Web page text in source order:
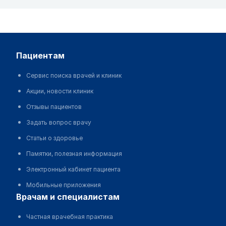
пациентам
Сервис поиска врачей и клиник
Акции, новости клиник
Отзывы пациентов
Задать вопрос врачу
Статьи о здоровье
Памятки, полезная информация
Электронный кабинет пациента
Мобильные приложения
врачам и специалистам
Частная врачебная практика